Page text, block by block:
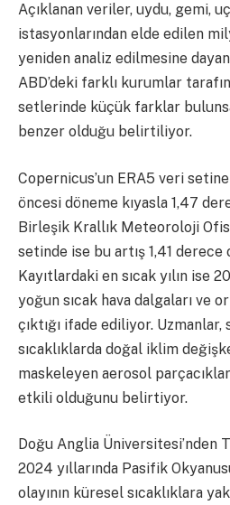
Açıklanan veriler, uydu, gemi,
istasyonlarından elde edilen
yeniden analiz edilmesine
ABD’deki farklı kurumlar
setlerinde küçük farklar
benzer olduğu belirtiliyor.
Copernicus’un ERA5 veri
öncesi döneme kıyasla 1,47
Birleşik Krallık Meteoroloji
setinde ise bu artış 1,41 derece
Kayıtlardaki en sıcak yılın ise
yoğun sıcak hava dalgaları ve
çıktığı ifade ediliyor.
sıcaklıklarda doğal iklim
maskeleyen aerosol
etkili olduğunu belirtiyor.
Doğu Anglia Üniversitesi’nden
2024 yıllarında Pasifik
olayının küresel sıcaklıklara